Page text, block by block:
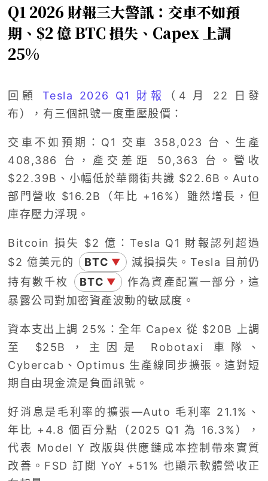
Q1 2026 財報三大警訊：交車不如預
期、$2 億 BTC 損失、Capex 上調
25%
回顧 Tesla 2026 Q1 財報
（4 月 22 日發
布），有三個訊號一度重壓股價：
交車不如預期：Q1 交車 358,023 台、生產
408,386 台，產交差距 50,363 台。營收
$22.39B、小幅低於華爾街共識 $22.6B。Auto
部門營收 $16.2B（年比 +16%）雖然增長，但
庫存壓力浮現。
Bitcoin 損失 $2 億：Tesla Q1 財報認列超過
$2 億美元的
BTC ▼
減損損失。Tesla 目前仍
持有數千枚
BTC ▼
作為資產配置一部分，這
暴露公司對加密資產波動的敏感度。
資本支出上調 25%：全年 Capex 從 $20B 上調
至 $25B，主因是 Robotaxi 車隊、
Cybercab、Optimus 生產線同步擴張。這對短
期自由現金流是負面訊號。
好消息是毛利率的擴張—Auto 毛利率 21.1%、
年比 +4.8 個百分點（2025 Q1 為 16.3%），
代表 Model Y 改版與供應鏈成本控制帶來實質
改善。FSD 訂閱 YoY +51% 也顯示軟體營收正